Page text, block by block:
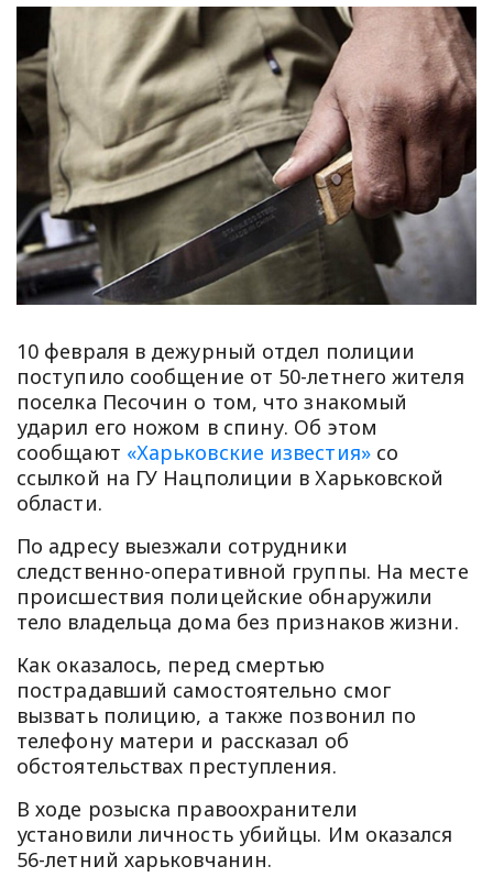
10 февраля в дежурный отдел полиции
поступило сообщение от 50-летнего жителя
поселка Песочин о том, что знакомый
ударил его ножом в спину. Об этом
сообщают «Харьковские известия»со
ссылкой на ГУ Нацполиции в Харьковской
области.
По адресу выезжали сотрудники
следственно-оперативной группы. На месте
происшествия полицейские обнаружили
тело владельца дома без признаков жизни.
Как оказалось, перед смертью
пострадавший самостоятельно смог
вызвать полицию, а также позвонил по
телефону матери и рассказал об
обстоятельствах преступления.
В ходе розыска правоохранители
установили личность убийцы. Им оказался
56-летний харьковчанин.